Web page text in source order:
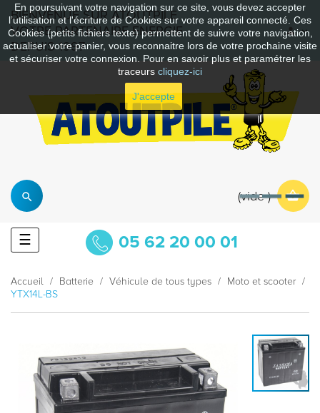
En poursuivant votre navigation sur ce site, vous devez accepter
l’utilisation et l'écriture de Cookies sur votre appareil connecté. Ces
Cookies (petits fichiers texte) permettent de suivre votre navigation,
actualiser votre panier, vous reconnaitre lors de votre prochaine visite
et sécuriser votre connexion. Pour en savoir plus et paramétrer les
traceurs cliquez-ici
J'accepte
BIENVENUE SUR ATOUTPILE
VOTRE PARTENAIRE ENERGIE
DEPUIS 1997
vide
Basculer
la
☰ 05 62 20 00 01
Accueil Batterie Véhicule de tous types
Moto et scooter
YTX14L-BS